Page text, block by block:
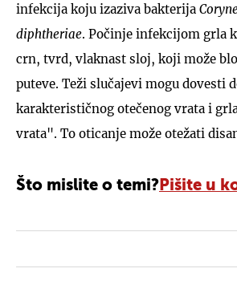
infekcija koju izaziva bakterija
diphtheriae. Počinje infekcijom grla
crn, tvrd, vlaknast sloj, koji može
puteve. Teži slučajevi mogu dovesti
karakterističnog otečenog vrata i
vrata". To oticanje može otežati
Što mislite o temi? Pišite u